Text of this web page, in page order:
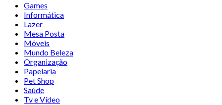
Games
Informática
Lazer
Mesa Posta
Móveis
Mundo Beleza
Organização
Papelaria
Pet Shop
Saúde
Tv e Vídeo